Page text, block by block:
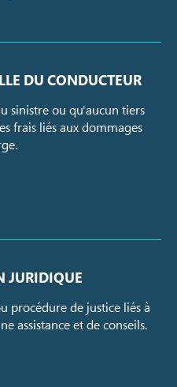
DU CONDUCTEUR
sinistre ou qu'aucun tiers
frais liés aux dommages
JURIDIQUE
procédure de justice liés à
assistance et de conseils.